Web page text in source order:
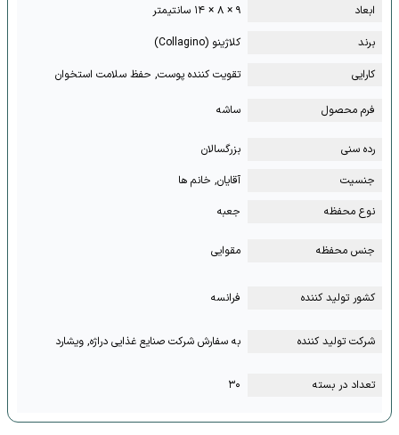
ابعاد
۹ × ۸ × ۱۴ سانتیمتر
برند
کلاژینو (Collagino)
کارایی
تقویت کننده پوست, حفظ سلامت استخوان
فرم محصول ساشه
رده سنی
بزرگسالان
جنسیت
آقایان, خانم ها
نوع محفظه
جعبه
جنس محفظه مقوایی
کشور تولید کننده فرانسه
شرکت تولید کننده به سفارش شرکت صنایع غذایی دراژه, ویشارد
تعداد در بسته ۳۰